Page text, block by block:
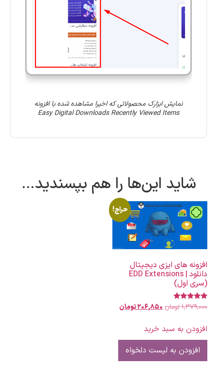
نمایش ابزارک محصولاتی که اخیرا مشاهده شده با افزونه
Easy Digital Downloads Recently Viewed Items
شاید این‌ها را هم بپسندید…
تومان حراج!
افزونه های ایزی دیجیتال
دانلود | EDD Extensions
(سری اول)
نمره
5.00
۱,۳۷۹,۰۰۰تومان۲۰۶,۸۵۰تومان
افزودن به سبد خرید
افزودن به لیست دلخواه